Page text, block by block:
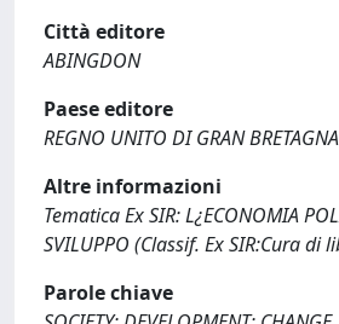
Città editore
ABINGDON
Paese editore
REGNO UNITO DI GRAN BRETAGNA
Altre informazioni
Tematica Ex SIR: L¿ECONOMIA
SVILUPPO (Classif. Ex SIR:Cura
Parole chiave